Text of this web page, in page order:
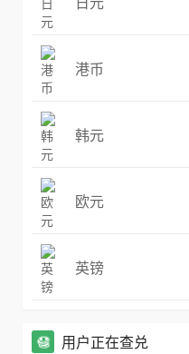
港币
韩元
欧元
英镑
用户正在查兑